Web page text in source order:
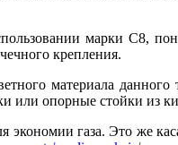
марки С8,
крепления.
материала
или опорные стойки из
экономии газа. Это же